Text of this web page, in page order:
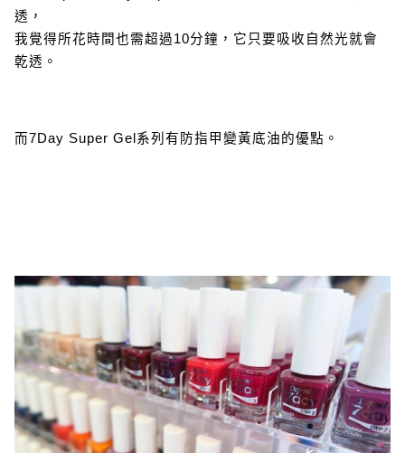
透，
我覺得所花時間也需超過10分鐘，它只要吸收自然光就會
乾透。
而7Day Super Gel系列有防指甲變黃底油的優點。